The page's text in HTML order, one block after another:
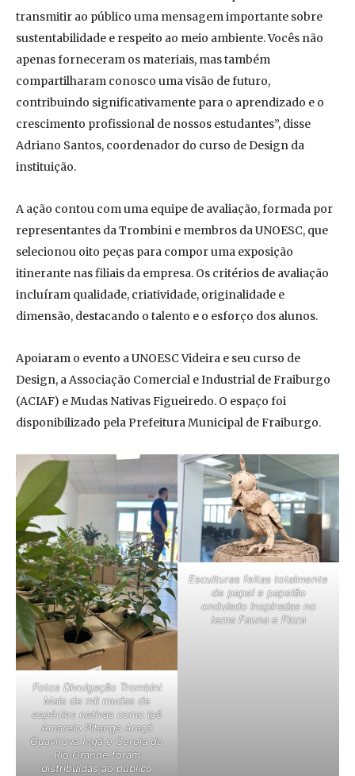
transmitir ao público uma mensagem importante sobre
sustentabilidade e respeito ao meio ambiente. Vocês não
apenas forneceram os materiais, mas também
compartilharam conosco uma visão de futuro,
contribuindo significativamente para o aprendizado e o
crescimento profissional de nossos estudantes”, disse
Adriano Santos, coordenador do curso de Design da
instituição.
A ação contou com uma equipe de avaliação, formada por
representantes da Trombini e membros da UNOESC, que
selecionou oito peças para compor uma exposição
itinerante nas filiais da empresa. Os critérios de avaliação
incluíram qualidade, criatividade, originalidade e
dimensão, destacando o talento e o esforço dos alunos.
Apoiaram o evento a UNOESC Videira e seu curso de
Design, a Associação Comercial e Industrial de Fraiburgo
(ACIAF) e Mudas Nativas Figueiredo. O espaço foi
disponibilizado pela Prefeitura Municipal de Fraiburgo.
Fotos Divulgação Trombini
Mais de mil mudas de
espécies nativas como Ipê
Amarelo Pitanga Araçá
Guavirova Ingá e Cereja do
Rio Grande foram
distribuídas ao público
Esculturas feitas totalmente
de papel e papelão
ondulado inspiradas no
tema Fauna e Flora